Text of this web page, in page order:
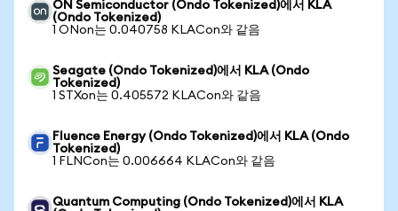
ON Semiconductor (Ondo Tokenized)에서 KLA
(Ondo Tokenized)
1 ONon는 0.040758 KLACon와 같음
Seagate (Ondo Tokenized)에서 KLA (Ondo
Tokenized)
1 STXon는 0.405572 KLACon와 같음
Fluence Energy (Ondo Tokenized)에서 KLA (Ondo
Tokenized)
1 FLNCon는 0.006664 KLACon와 같음
Quantum Computing (Ondo Tokenized)에서 KLA